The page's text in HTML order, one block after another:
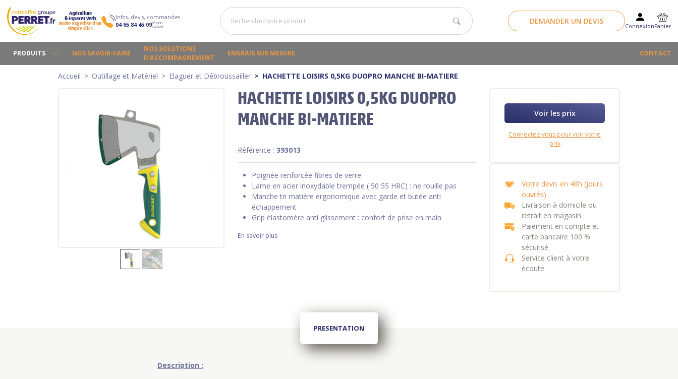
Agriculture
& Espaces Verts
Notre expertise d’un
simple clic !
Infos, devis, commandes…
04 65 84 45 09N° non
surtaxé
DEMANDER UN DEVIS
ConnexionPanier
PRODUITS NOS SAVOIR-FAIRE
NOS SOLUTIONS
D'ACCOMPAGNEMENT
ENGRAIS SUR MESURE CONTACT
Accueil Outillage et Matériel Elaguer et Débroussailler HACHETTE LOISIRS 0,5KG DUOPRO MANCHE BI-MATIERE
HACHETTE LOISIRS 0,5KG DUOPRO
MANCHE BI-MATIERE
Référence :393013
Poignée renforcée fibres de verre
Lame en acier inoxydable trempée ( 50 55 HRC) : ne rouille pas
Manche tri matière ergonomique avec garde et butée anti
échappement
Grip élastomère anti glissement : confort de prise en main
En savoir plus
Voir les prix
Connectez-vous pour voir votre
prix
Votre devis en 48h (jours
ouvrés)
Livraison à domicile ou
retrait en magasin
Paiement en compte et
carte bancaire 100 %
sécurisé
Service client à votre
écoute
PRESENTATION
Description :